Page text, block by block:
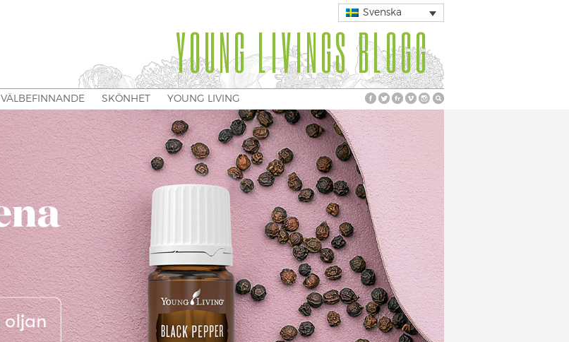
Svenska
YOUNG LIVINGS BLOGG
VÄLBEFINNANDE SKÖNHET YOUNG LIVING